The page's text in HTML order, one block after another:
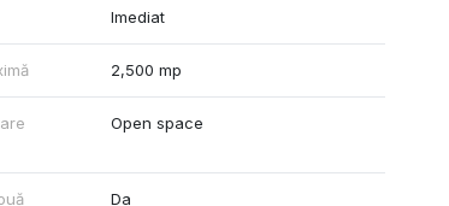
Imediat
2,500 mp
Open space
Da